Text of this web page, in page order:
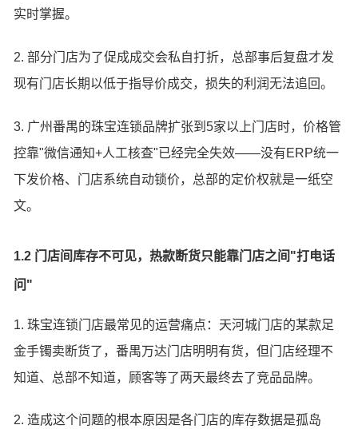
实时掌握。
2. 部分门店为了促成成交会私自打折，总部事后复盘才发
现有门店长期以低于指导价成交，损失的利润无法追回。
3. 广州番禺的珠宝连锁品牌扩张到5家以上门店时，价格管
控靠"微信通知+人工核查"已经完全失效——没有ERP统一
下发价格、门店系统自动锁价，总部的定价权就是一纸空
文。
1.2 门店间库存不可见，热款断货只能靠门店之间"打电话
问"
1. 珠宝连锁门店最常见的运营痛点：天河城门店的某款足
金手镯卖断货了，番禺万达门店明明有货，但门店经理不
知道、总部不知道，顾客等了两天最终去了竞品品牌。
2. 造成这个问题的根本原因是各门店的库存数据是孤岛